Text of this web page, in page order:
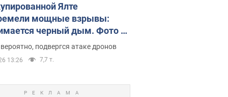
Ялте
мощные взрывы:
черный дым. Фото и
подвергся атаке дронов
13:26 7,7 т.